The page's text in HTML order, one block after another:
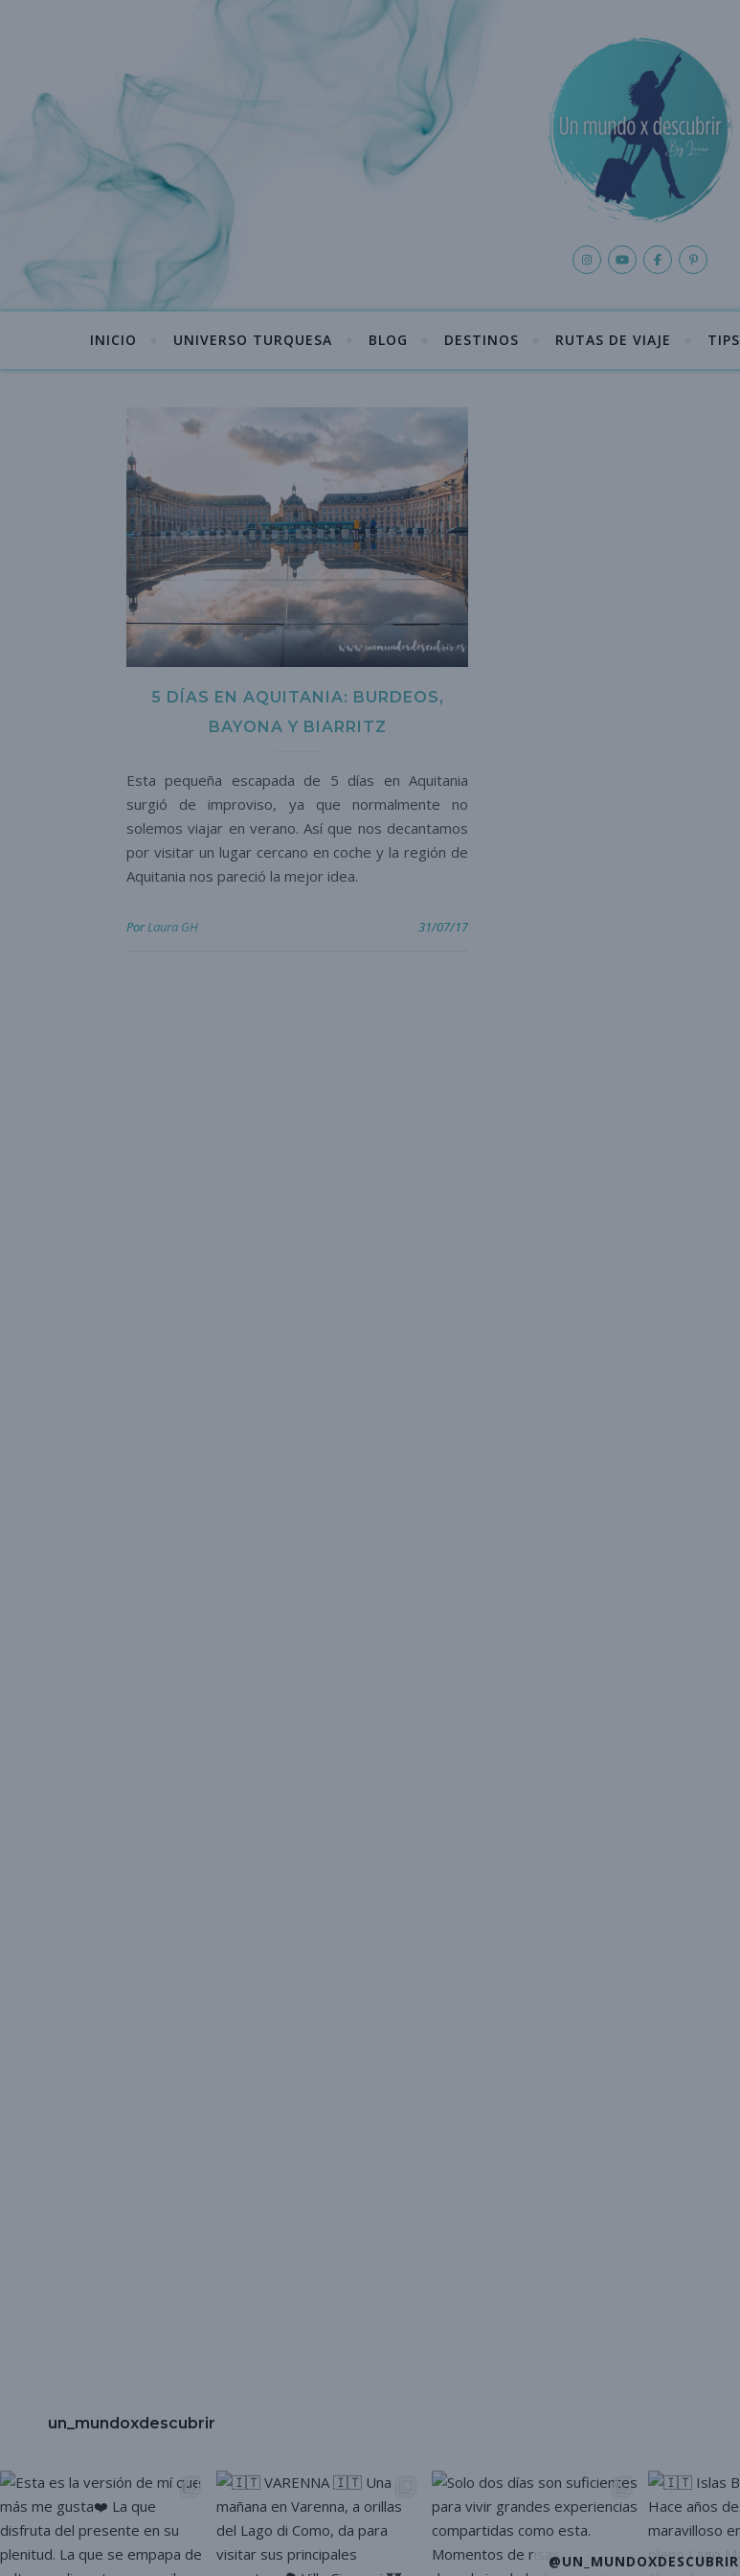
INICIO UNIVERSO TURQUESA BLOG DESTINOS RUTAS DE VIAJE TIPS
5 DÍAS EN AQUITANIA: BURDEOS,
BAYONA Y BIARRITZ
Esta pequeña escapada de 5 días en Aquitania
surgió de improviso, ya que normalmente no
solemos viajar en verano. Así que nos decantamos
por visitar un lugar cercano en coche y la región de
Aquitania nos pareció la mejor idea.
PorLaura GH 31/07/17
@UN_MUNDOXDESCUBRIR
un_mundoxdescubrir